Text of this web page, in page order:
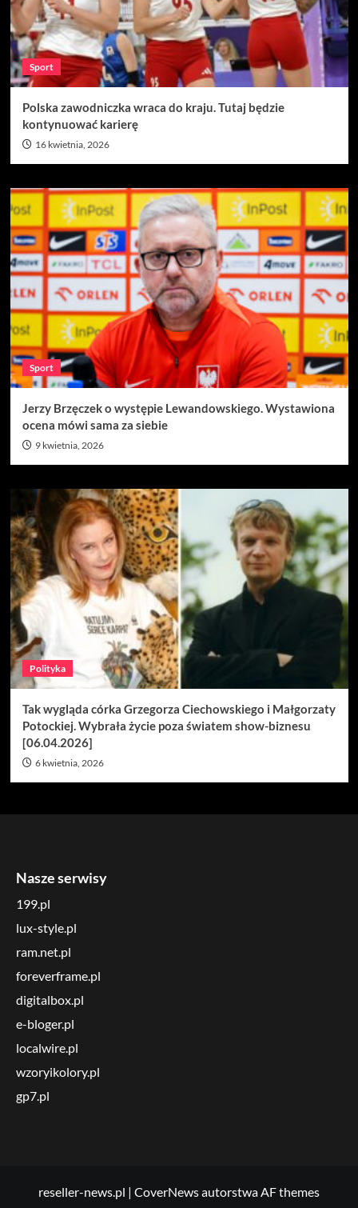
Sport
Polska zawodniczka wraca do kraju. Tutaj będzie
kontynuować karierę
16 kwietnia, 2026
Sport
Jerzy Brzęczek o występie Lewandowskiego. Wystawiona
ocena mówi sama za siebie
9 kwietnia, 2026
Polityka
Tak wygląda córka Grzegorza Ciechowskiego i Małgorzaty
Potockiej. Wybrała życie poza światem show-biznesu
[06.04.2026]
6 kwietnia, 2026
Nasze serwisy
199.pl
lux-style.pl
ram.net.pl
foreverframe.pl
digitalbox.pl
e-bloger.pl
localwire.pl
wzoryikolory.pl
gp7.pl
reseller-news.pl | CoverNewsautorstwa AF themes